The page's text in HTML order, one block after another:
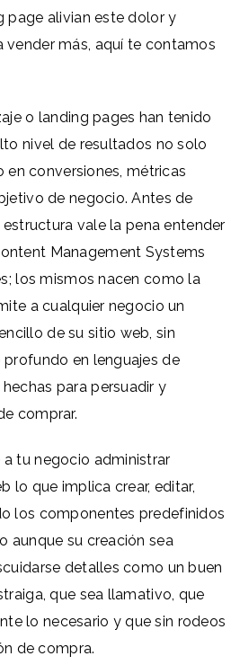
page alivian este dolor y
vender más, aquí te contamos
o landing pages han tenido
nivel de resultados no solo
en conversiones, métricas
de negocio. Antes de
vale la pena entender
Management Systems
los mismos nacen como la
a cualquier negocio un
de su sitio web, sin
en lenguajes de
para persuadir y
comprar.
tu negocio administrar
lo que implica crear, editar,
los componentes predefinidos
aunque su creación sea
detalles como un buen
que sea llamativo, que
lo necesario y que sin rodeos
de compra.